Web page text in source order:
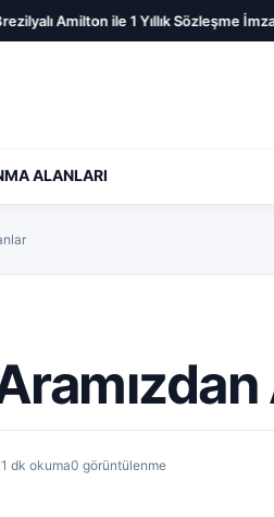
Amilton ile 1 Yıllık Sözleşme İmzaladı•
ALANLARI
1 dk okuma0 görüntülenme